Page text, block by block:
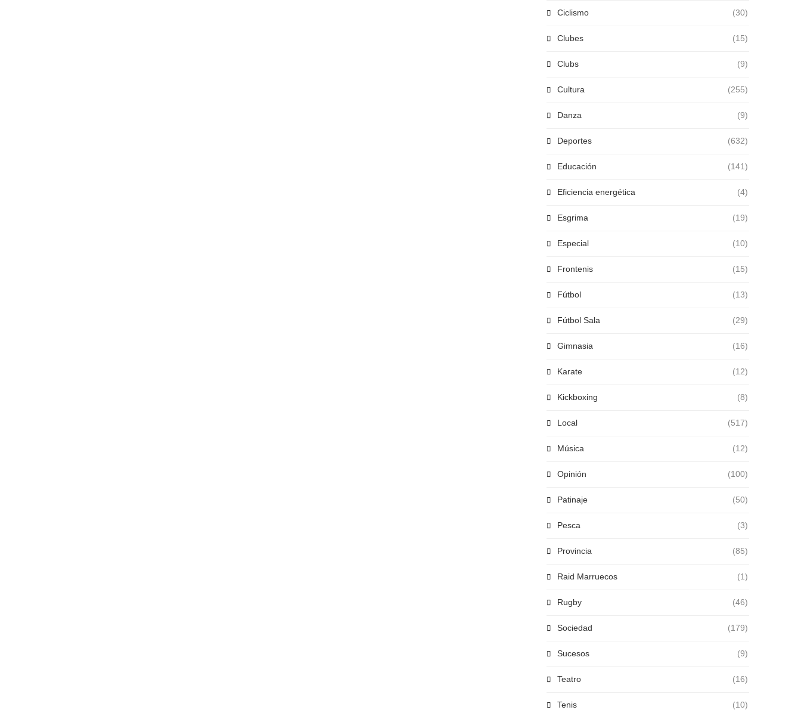
Ciclismo (30)
Clubes (15)
Clubs (9)
Cultura (255)
Danza (9)
Deportes (632)
Educación (141)
Eficiencia energética (4)
Esgrima (19)
Especial (10)
Frontenis (15)
Fútbol (13)
Fútbol Sala (29)
Gimnasia (16)
Karate (12)
Kickboxing (8)
Local (517)
Música (12)
Opinión (100)
Patinaje (50)
Pesca (3)
Provincia (85)
Raid Marruecos (1)
Rugby (46)
Sociedad (179)
Sucesos (9)
Teatro (16)
Tenis (10)